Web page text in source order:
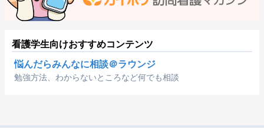
看護学生向けおすすめコンテンツ
悩んだらみんなに相談＠ラウンジ
勉強方法、わからないところなど何でも相談